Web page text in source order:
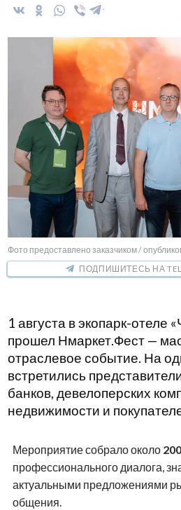
Фото предоставлено заказчиком /
ПОДПИШИТЕСЬ НА
1 августа в экопарк-отеле
прошел Нмаркет.Фест —
отраслевое событие. На
встретились
банков, девелоперских
недвижимости и
Мероприятие собрало около
профессионального диалога,
актуальными предложениями
общения.